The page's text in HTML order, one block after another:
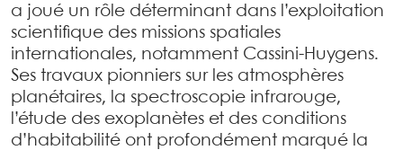
a joué un rôle déterminant dans l’exploitation
scientifique des missions spatiales
internationales, notamment Cassini-Huygens.
Ses travaux pionniers sur les atmosphères
planétaires, la spectroscopie infrarouge,
l’étude des exoplanètes et des conditions
d’habitabilité ont profondément marqué la